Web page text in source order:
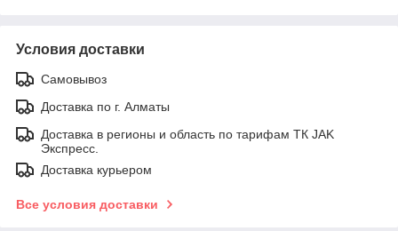
Условия доставки
Самовывоз
Доставка по г. Алматы
Доставка в регионы и область по тарифам ТК JAK
Экспресс.
Доставка курьером
Все условия доставки